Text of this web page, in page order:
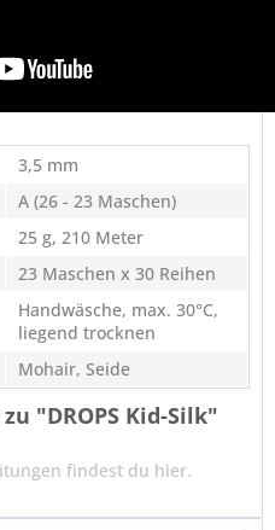
3,5 mm
A (26 - 23 Maschen)
25 g, 210 Meter
23 Maschen x 30 Reihen
Handwäsche, max. 30°C,
liegend trocknen
Mohair, Seide
"DROPS Kid-Silk"
findest du hier.